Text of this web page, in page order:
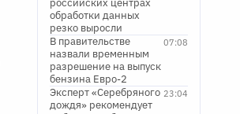
обработки данных
резко выросли
07:08
В правительстве
назвали временным
разрешение на выпуск
бензина Евро-2
23:04
Эксперт «Серебряного
дождя» рекомендует